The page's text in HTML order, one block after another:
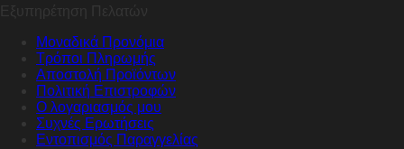
Εξυπηρέτηση Πελατών
Μοναδικά Προνόμια
Τρόποι Πληρωμής
Αποστολή Προϊόντων
Πολιτική Επιστροφών
Ο λογαριασμός μου
Συχνές Ερωτήσεις
Εντοπισμός Παραγγελίας